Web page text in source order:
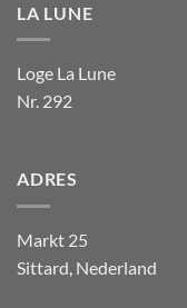
LA LUNE
Loge La Lune
Nr. 292
ADRES
Markt 25
Sittard, Nederland